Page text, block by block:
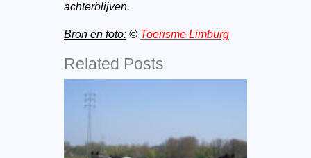
achterblijven.
Bron en foto:© Toerisme Limburg
Related Posts